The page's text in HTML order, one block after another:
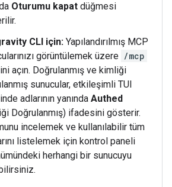
Oturumu kapat düğmesi
CLI için: Yapılandırılmış MCP
görüntülemek üzere /mcp
açın. Doğrulanmış ve kimliği
sunucular, etkileşimli TUI
adlarının yanında Authed
Doğrulanmış) ifadesini gösterir.
incelemek ve kullanılabilir tüm
listelemek için kontrol paneli
herhangi bir sunucuyu